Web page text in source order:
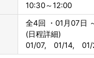
10:30～12:00
全4回 ・01月07日
(日程詳細)
01/07, 01/14,